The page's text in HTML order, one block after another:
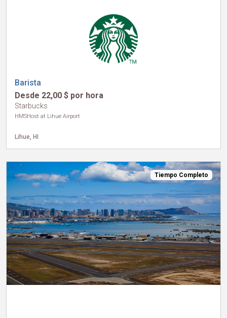
Barista
Desde 22,00 $ por hora
Starbucks
HMSHost at Lihue Airport
Lihue, HI
Tiempo Completo